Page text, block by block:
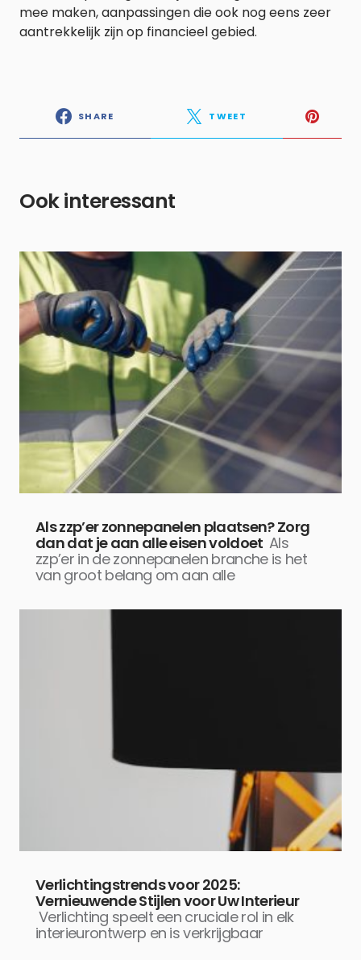
mee maken, aanpassingen die ook nog eens zeer
aantrekkelijk zijn op financieel gebied.
SHARE TWEET
Ook interessant
Als zzp’er zonnepanelen plaatsen? Zorg
dan dat je aan alle eisen voldoet Als
zzp’er in de zonnepanelen branche is het
van groot belang om aan alle
Verlichtingstrends voor 2025:
Vernieuwende Stijlen voor Uw Interieur
Verlichting speelt een cruciale rol in elk
interieurontwerp en is verkrijgbaar